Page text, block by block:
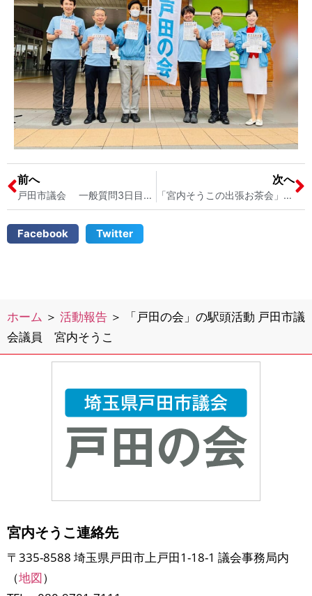
前へ
戸田市議会 一般質問3日目です 戸田市議会 宮内そうこ
次へ
「宮内そうこの出張お茶会」で、戸田市の介護に関する市民相談を受けました 戸田市議会議員 宮内そうこ
Facebook Twitter
ホーム ＞ 活動報告 ＞
「戸田の会」の駅頭活動 戸田市議
会議員 宮内そうこ
宮内そうこ連絡先
〒335-8588 埼玉県戸田市上戸田1-18-1 議会事務局内
（地図）